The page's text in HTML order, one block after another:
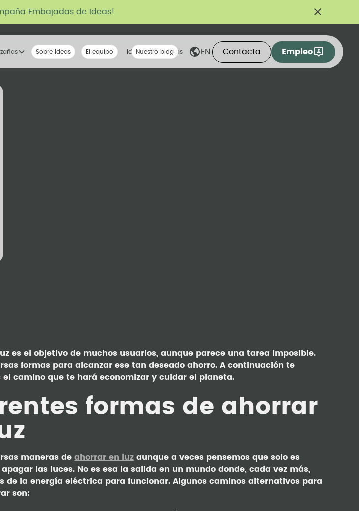
Embajadas de Ideas!
Nuestra voz
Sobre Ideas La tribu
El equipo Ideas compartidas
Nuestro blog EN Contacta Empleo
es el objetivo de muchos usuarios, aunque parece una tarea imposible.
formas para alcanzar ese tan deseado ahorro. A continuación te
el camino que te hará economizar y cuidar el planeta.
formas de ahorrar
maneras deahorrar en luz aunque a veces pensemos que solo es
las luces. No es esa la salida en un mundo donde, cada vez más,
de la energía eléctrica para funcionar. Algunos caminos alternativos para
son: